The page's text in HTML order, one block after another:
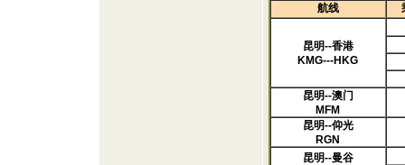
航线
昆明--香港
KMG---HKG
昆明--澳门
MFM
昆明--仰光
RGN
昆明--曼谷